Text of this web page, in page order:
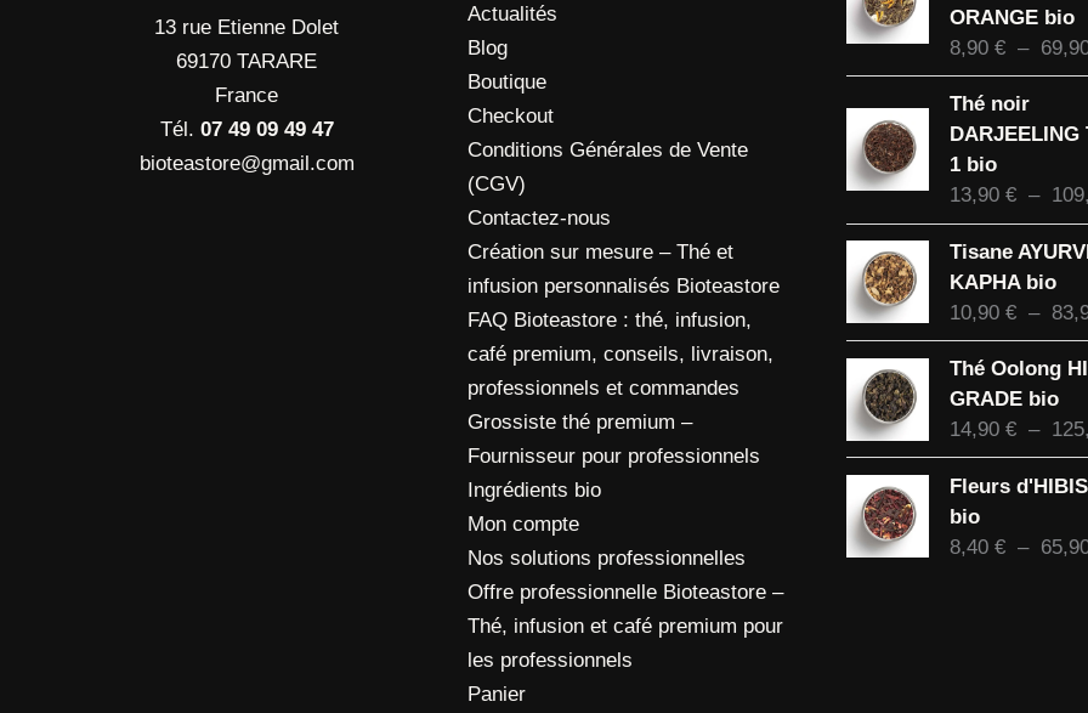
13 rue Etienne Dolet
69170 TARARE
France
Tél. 07 49 09 49 47
bioteastore@gmail.com
Actualités
Blog
Boutique
Checkout
Conditions Générales de Vente
(CGV)
Contactez-nous
Création sur mesure – Thé et
infusion personnalisés Bioteastore
FAQ Bioteastore : thé, infusion,
café premium, conseils, livraison,
professionnels et commandes
Grossiste thé premium –
Fournisseur pour professionnels
Ingrédients bio
Mon compte
Nos solutions professionnelles
Offre professionnelle Bioteastore –
Thé, infusion et café premium pour
les professionnels
Panier
ORANGE bio
8,90 € –
Thé noir
DARJEELING
1 bio
13,90 € –
Tisane
KAPHA bio
10,90 € –
Thé Oolong
GRADE bio
14,90 € –
Fleurs
bio
8,40 € –